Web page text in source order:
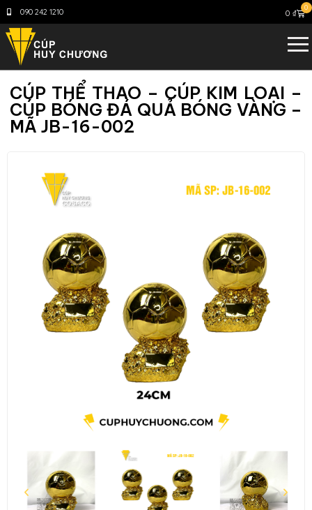
090 242 1210 0 ₫
0
CÚP THỂ THAO – CÚP KIM LOẠI –
CÚP BÓNG ĐÁ QUẢ BÓNG VÀNG –
MÃ JB-16-002